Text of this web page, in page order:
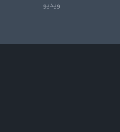
ویدیو‌